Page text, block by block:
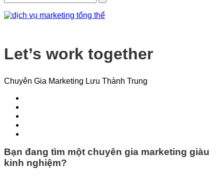
Let’s work together
Chuyên Gia Marketing Lưu Thành Trung
Bạn đang tìm một chuyên gia marketing giàu
kinh nghiệm?